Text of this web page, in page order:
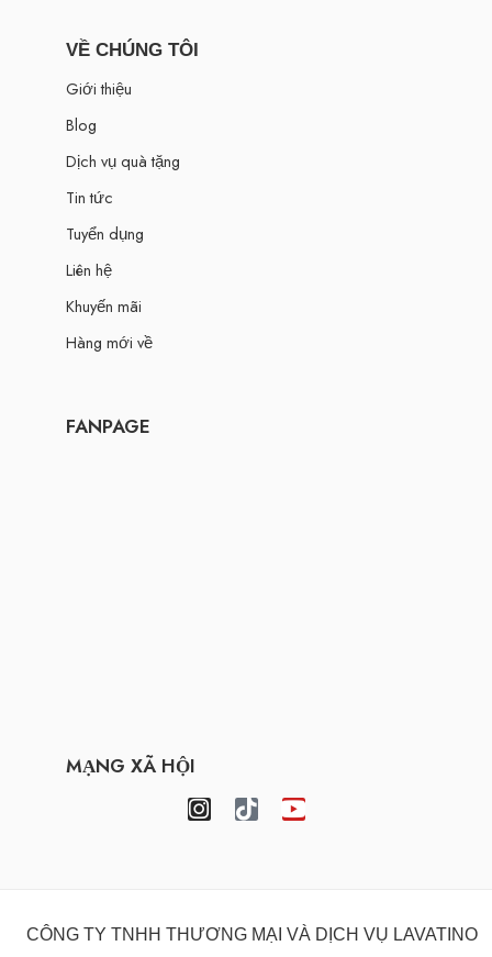
VỀ CHÚNG TÔI
Giới thiệu
Blog
Dịch vụ quà tặng
Tin tức
Tuyển dụng
Liên hệ
Khuyến mãi
Hàng mới về
FANPAGE
MẠNG XÃ HỘI
CÔNG TY TNHH THƯƠNG MẠI VÀ DỊCH VỤ LAVATINO